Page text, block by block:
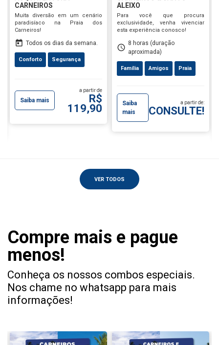
CARNEIROS
Muita diversão em um cenário
paradisíaco na Praia dos
Carneiros!
today Todos os dias da semana.
Conforto Segurança
Saiba mais
a partir de
R$
119,90
ALEIXO
Para você que procura
exclusividade, venha vivenciar
esta experiência conosco!
schedule 8 horas (duração
aproximada)
Família Amigos Praia
Saiba
mais
a partir de:
CONSULTE!
VER TODOS
Compre mais e pague
menos!
Conheça os nossos combos especiais.
Nos chame no whatsapp para mais
informações!